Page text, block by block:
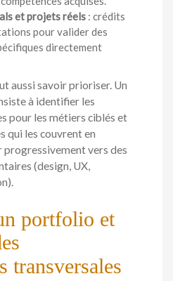
et projets réels : crédits
pour valider des
directement
aussi savoir prioriser. Un
à identifier les
pour les métiers ciblés et
qui les couvrent en
vers des
(design, UX,
portfolio et
transversales